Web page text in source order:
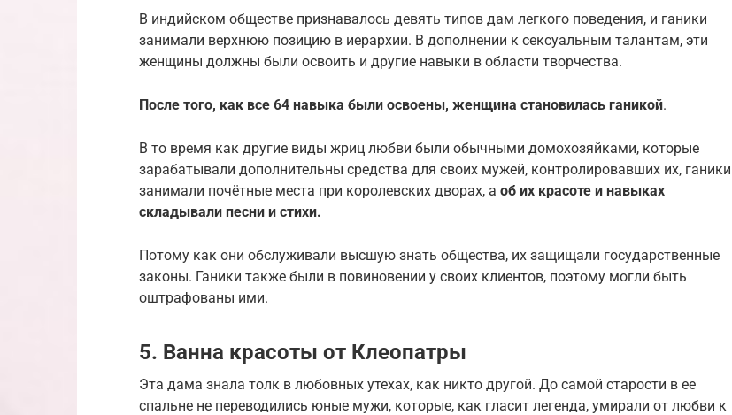
В индийском обществе признавалось девять типов дам легкого поведения, и ганики
занимали верхнюю позицию в иерархии. В дополнении к сексуальным талантам, эти
женщины должны были освоить и другие навыки в области творчества.
После того, как все 64 навыка были освоены, женщина становилась ганикой.
В то время как другие виды жриц любви были обычными домохозяйками, которые
зарабатывали дополнительны средства для своих мужей, контролировавших их, ганики
занимали почётные места при королевских дворах, а об их красоте и навыках
складывали песни и стихи.
Потому как они обслуживали высшую знать общества, их защищали государственные
законы. Ганики также были в повиновении у своих клиентов, поэтому могли быть
оштрафованы ими.
5. Ванна красоты от Клеопатры
Эта дама знала толк в любовных утехах, как никто другой. До самой старости в ее
спальне не переводились юные мужи, которые, как гласит легенда, умирали от любви к